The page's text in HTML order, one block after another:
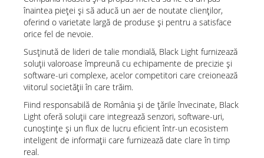
înaintea pieței și să aducă un aer de noutate clienților,
oferind o varietate largă de produse și pentru a satisface
orice fel de nevoie.
Susținută de lideri de talie mondială, Black Light furnizează
soluţii valoroase împreună cu echipamente de precizie şi
software-uri complexe, acelor competitori care creionează
viitorul societăţii în care trăim.
Fiind responsabilă de România şi de țările învecinate, Black
Light oferă soluții care integrează senzori, software-uri,
cunoştinţe şi un flux de lucru eficient într-un ecosistem
inteligent de informaţii care furnizează date clare în timp
real.